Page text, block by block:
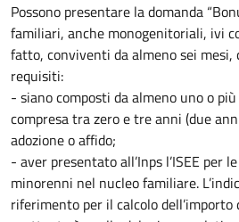
Possono presentare la domanda
familiari, anche monogenitoriali, ivi
fatto, conviventi da almeno sei mesi,
requisiti:
- siano composti da almeno uno o
compresa tra zero e tre anni (due
adozione o affido;
- aver presentato all’Inps l’ISEE per
minorenni nel nucleo familiare.
riferimento per il calcolo dell’importo